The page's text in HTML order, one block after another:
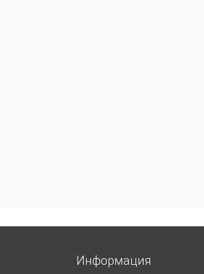
Информация